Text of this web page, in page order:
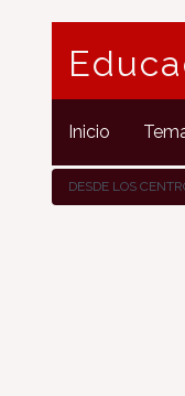
Inicio
DESDE LOS